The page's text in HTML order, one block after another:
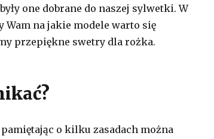
one dobrane do naszej sylwetki. W
na jakie modele warto się
przepiękne swetry dla rożka.
o kilku zasadach można